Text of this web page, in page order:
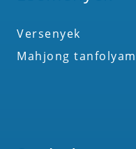
Versenyek
Mahjong tanfolyam